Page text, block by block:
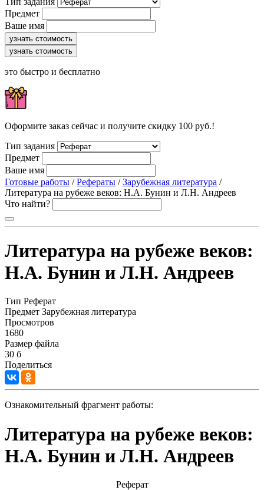
Предмет
Ваше имя
узнать стоимость
узнать стоимость
это быстро и бесплатно
Оформите заказ сейчас и получите скидку 100 руб.!
Тип задания
Предмет
Ваше имя
Готовые работы /Рефераты /Зарубежная литература /
Литература на рубеже веков: Н.А. Бунин и Л.Н. Андреев
Что найти?
Литература на рубеже веков:
Н.А. Бунин и Л.Н. Андреев
Тип Реферат
Предмет Зарубежная литература
Просмотров
1680
Размер файла
30 б
Поделиться
Ознакомительный фрагмент работы:
Литература на рубеже веков:
Н.А. Бунин и Л.Н. Андреев
Реферат